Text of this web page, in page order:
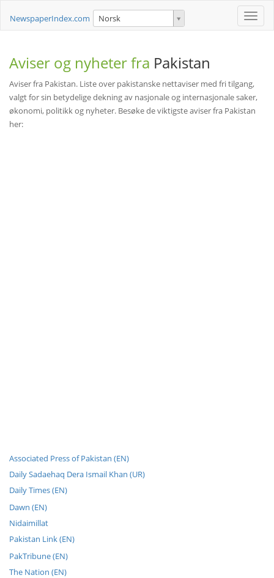
Toggle
NewspaperIndex.com Norsk
Aviser og nyheter fra Pakistan
Aviser fra Pakistan. Liste over pakistanske nettaviser med fri tilgang,
valgt for sin betydelige dekning av nasjonale og internasjonale saker,
økonomi, politikk og nyheter. Besøke de viktigste aviser fra Pakistan
her:
Associated Press of Pakistan (EN)
Daily Sadaehaq Dera Ismail Khan (UR)
Daily Times (EN)
Dawn (EN)
Nidaimillat
Pakistan Link (EN)
PakTribune (EN)
The Nation (EN)